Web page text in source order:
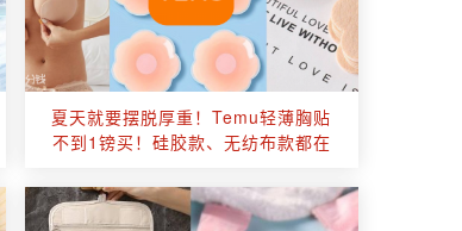
夏天就要摆脱厚重！Temu轻薄胸贴
不到1镑买！硅胶款、无纺布款都在